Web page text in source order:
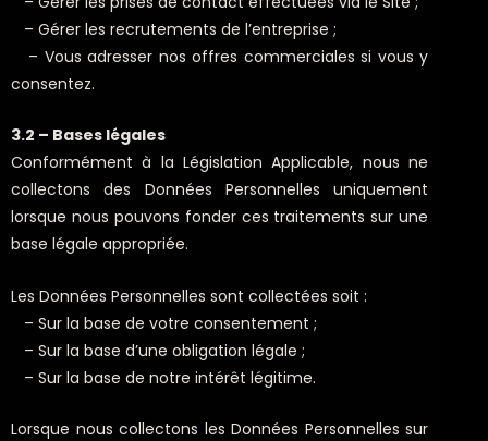
– Gérer les recrutements de l’entreprise ;
– Vous adresser nos offres commerciales si vous y
consentez.
3.2 – Bases légales
Conformément à la Législation Applicable, nous ne
collectons des Données Personnelles uniquement
lorsque nous pouvons fonder ces traitements sur une
base légale appropriée.
Les Données Personnelles sont collectées soit :
– Sur la base de votre consentement ;
– Sur la base d’une obligation légale ;
– Sur la base de notre intérêt légitime.
Lorsque nous collectons les Données Personnelles sur